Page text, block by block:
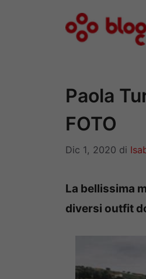
Paola
FOTO
Dic 1, 2020 di
La bellissima
diversi outfit